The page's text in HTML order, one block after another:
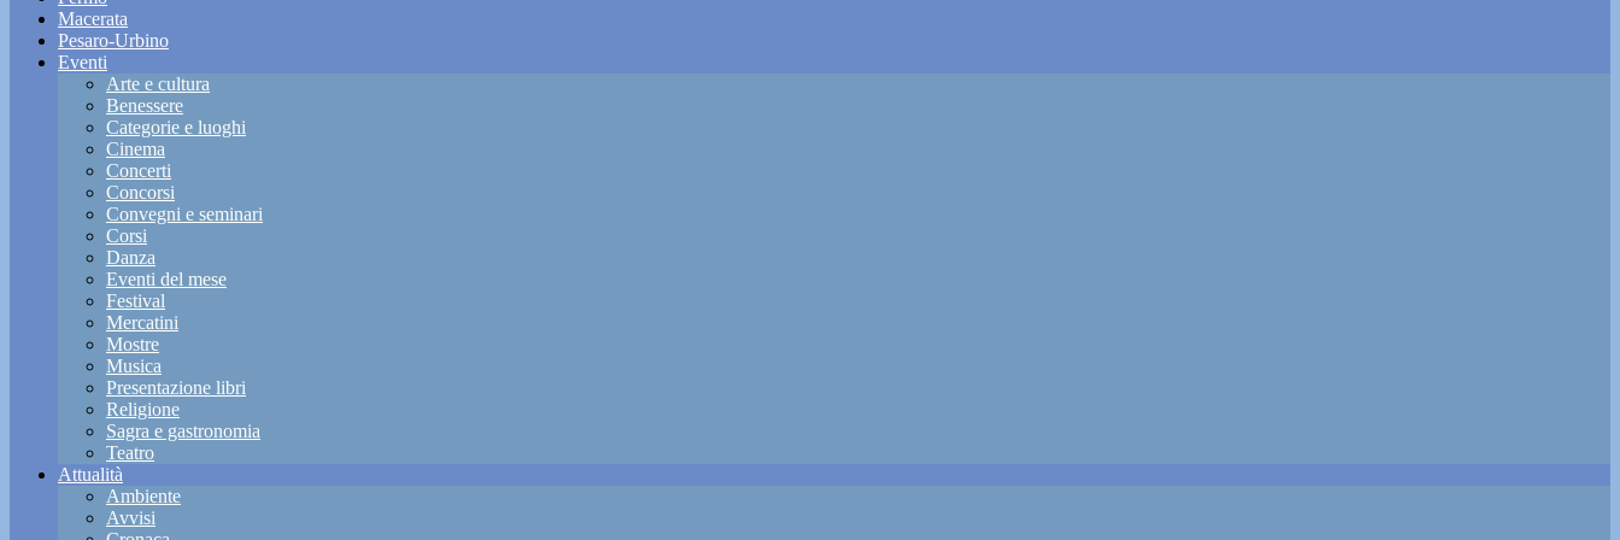
Macerata
Pesaro-Urbino
Eventi
Arte e cultura
Benessere
Categorie e luoghi
Cinema
Concerti
Concorsi
Convegni e seminari
Corsi
Danza
Eventi del mese
Festival
Mercatini
Mostre
Musica
Presentazione libri
Religione
Sagra e gastronomia
Teatro
Attualità
Ambiente
Avvisi